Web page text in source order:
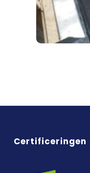
Certificeringen